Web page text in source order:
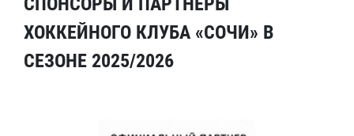
ХОККЕЙНОГО КЛУБА «СОЧИ» В
СЕЗОНЕ 2025/2026